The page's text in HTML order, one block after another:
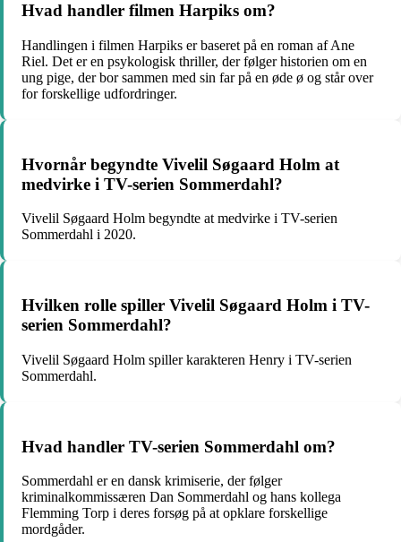
Hvad handler filmen Harpiks om?
Handlingen i filmen Harpiks er baseret på en roman af Ane
Riel. Det er en psykologisk thriller, der følger historien om en
ung pige, der bor sammen med sin far på en øde ø og står over
for forskellige udfordringer.
Hvornår begyndte Vivelil Søgaard Holm at
medvirke i TV-serien Sommerdahl?
Vivelil Søgaard Holm begyndte at medvirke i TV-serien
Sommerdahl i 2020.
Hvilken rolle spiller Vivelil Søgaard Holm i TV-
serien Sommerdahl?
Vivelil Søgaard Holm spiller karakteren Henry i TV-serien
Sommerdahl.
Hvad handler TV-serien Sommerdahl om?
Sommerdahl er en dansk krimiserie, der følger
kriminalkommissæren Dan Sommerdahl og hans kollega
Flemming Torp i deres forsøg på at opklare forskellige
mordgåder.